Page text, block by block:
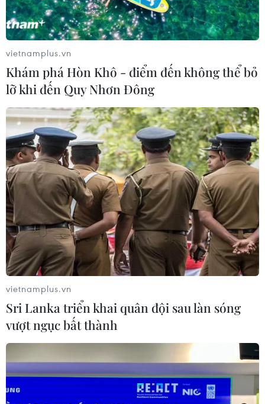
TIN CÙNG CHUYÊN MỤC
Vĩnh Long huy động nhiều nguồn tư
liệu phục vụ tìm kiếm hài cốt liệt sỹ
07/08/2026 12:30
Bảo mẫu tại cơ sở mầm non thừa
nhận hành vi bạo hành hai trẻ
07/08/2026 12:27
Bảo đảm chính xác, công khai điểm
chuẩn tuyển sinh các trường quân
phép vũ khí quân dụng
07/08/2026 12:25
vietnamplus.vn
Khám phá Hòn Khô - điểm đến không thể bỏ
lỡ khi đến Quy Nhơn Đông
vietnamplus.vn
Sri Lanka triển khai quân đội sau làn sóng
vượt ngục bất thành